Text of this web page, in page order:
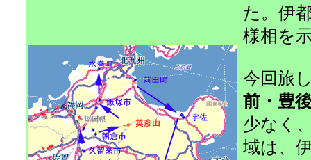
た。伊
様相を
今回旅
前・豊
少なく
域は、